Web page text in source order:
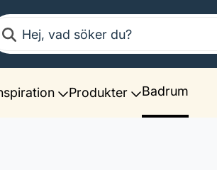
Sök
Produkter Badrum